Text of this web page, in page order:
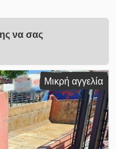
να σας
Μικρή αγγελία